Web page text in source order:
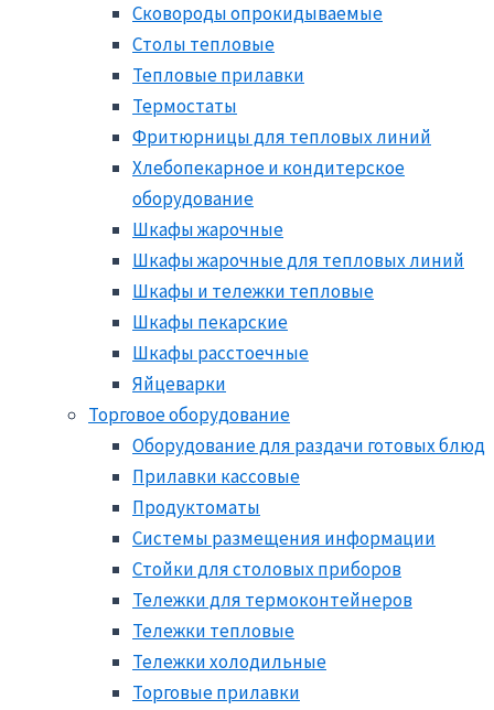
Сковороды опрокидываемые
Столы тепловые
Тепловые прилавки
Термостаты
Фритюрницы для тепловых линий
Хлебопекарное и кондитерское
оборудование
Шкафы жарочные
Шкафы жарочные для тепловых линий
Шкафы и тележки тепловые
Шкафы пекарские
Шкафы расстоечные
Яйцеварки
Торговое оборудование
Оборудование для раздачи готовых блюд
Прилавки кассовые
Продуктоматы
Системы размещения информации
Стойки для столовых приборов
Тележки для термоконтейнеров
Тележки тепловые
Тележки холодильные
Торговые прилавки